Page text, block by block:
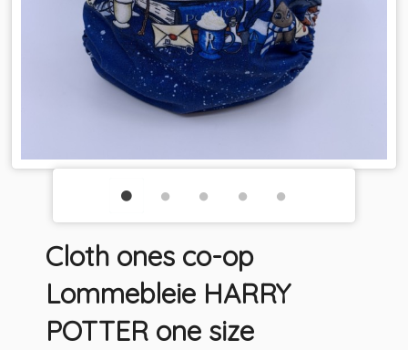
Cloth ones co-op
Lommebleie HARRY
POTTER one size